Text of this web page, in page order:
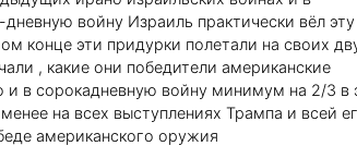
войну Израиль практически вёл эту
конце эти придурки полетали на своих
, какие они победители американские
в сорокадневную войну минимум на 2/3 в
на всех выступлениях Трампа и всей
американского оружия